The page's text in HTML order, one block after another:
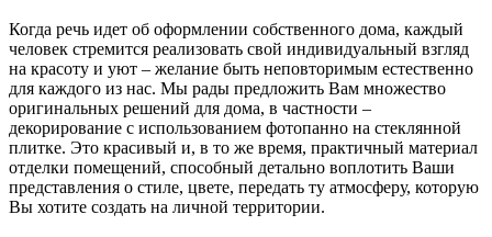
Когда речь идет об оформлении собственного дома, каждый
человек стремится реализовать свой индивидуальный взгляд
на красоту и уют – желание быть неповторимым естественно
для каждого из нас. Мы рады предложить Вам множество
оригинальных решений для дома, в частности –
декорирование с использованием фотопанно на стеклянной
плитке. Это красивый и, в то же время, практичный материал
отделки помещений, способный детально воплотить Ваши
представления о стиле, цвете, передать ту атмосферу, которую
Вы хотите создать на личной территории.